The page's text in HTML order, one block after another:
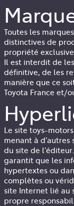
Toutes les
distinctives de
propriété
Il est interdit de
définitive, de les
manière que ce
Toyota France et/
Le site toys-
menant à
du site de
garantit que les
hypertextes ou
complètes ou
site Internet lié au
propre